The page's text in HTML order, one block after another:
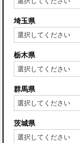
埼玉県
栃木県
群馬県
茨城県